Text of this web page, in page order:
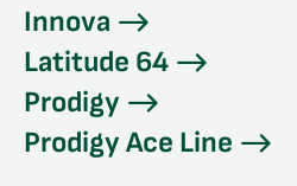
Innova
Latitude 64
Prodigy
Prodigy Ace Line